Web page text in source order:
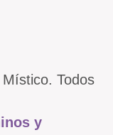
Todos
y